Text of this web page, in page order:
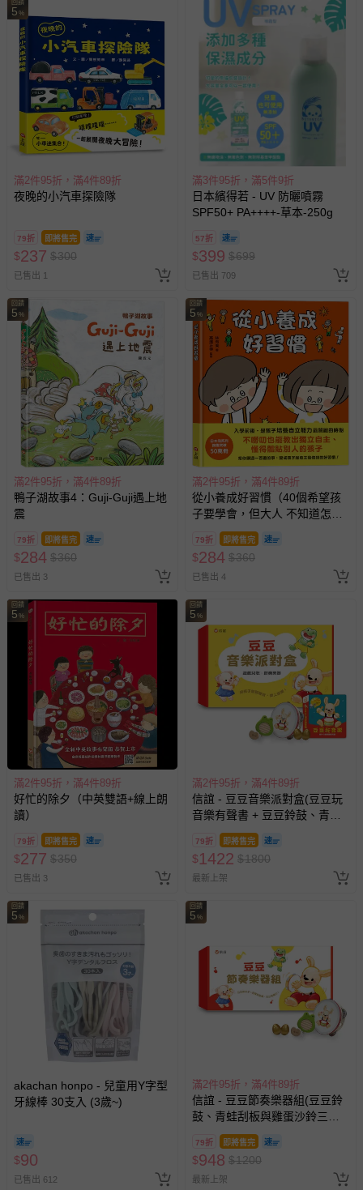
回饋
5 %
滿2件95折，滿4件89折
夜晚的小汽車探險隊
79折 即將售完
$237 $300
已售出 1
滿3件95折，滿5件9折
日本繽得若 - UV 防曬噴霧
SPF50+ PA++++-草本-250g
57折
$399 $699
已售出 709
回饋
5 %
滿2件95折，滿4件89折
鴨子湖故事4：Guji-Guji遇上地
震
79折 即將售完
$284 $360
已售出 3
回饋
5 %
滿2件95折，滿4件89折
從小養成好習慣（40個希望孩
子要學會，但大人 不知道怎麼
教的生活習慣）
79折 即將售完
$284 $360
已售出 4
回饋
5 %
滿2件95折，滿4件89折
好忙的除夕（中英雙語+線上朗
讀）
79折 即將售完
$277 $350
已售出 3
回饋
5 %
滿2件95折，滿4件89折
信誼 - 豆豆音樂派對盒(豆豆玩
音樂有聲書 + 豆豆鈴鼓、青蛙
刮板與雞蛋沙鈴三款節奏樂器)
79折 即將售完
$1422 $1800
最新上架
回饋
5 %
akachan honpo - 兒童用Y字型
牙線棒 30支入 (3歲~)
$90
已售出 612
回饋
5 %
滿2件95折，滿4件89折
信誼 - 豆豆節奏樂器組(豆豆鈴
鼓、青蛙刮板與雞蛋沙鈴三款
節奏樂器)
79折 即將售完
$948 $1200
最新上架